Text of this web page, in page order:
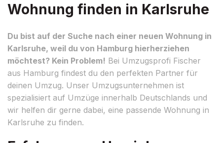
Wohnung finden in Karlsruhe
Du bist auf der Suche nach einer neuen Wohnung in
Karlsruhe, weil du von Hamburg hierherziehen
möchtest? Kein Problem! Bei Umzugsprofi Fischer
aus Hamburg findest du den perfekten Partner für
deinen Umzug. Unser Umzugsunternehmen ist
spezialisiert auf Umzüge innerhalb Deutschlands und
wir helfen dir gerne dabei, eine passende Wohnung in
Karlsruhe zu finden.